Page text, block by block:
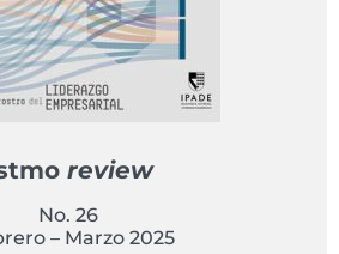
review
No. 26
– Marzo 2025